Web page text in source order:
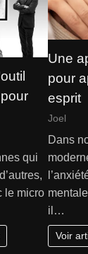
qui
le micro
Une
pour
esprit
Joel
Dans
il…
Voir